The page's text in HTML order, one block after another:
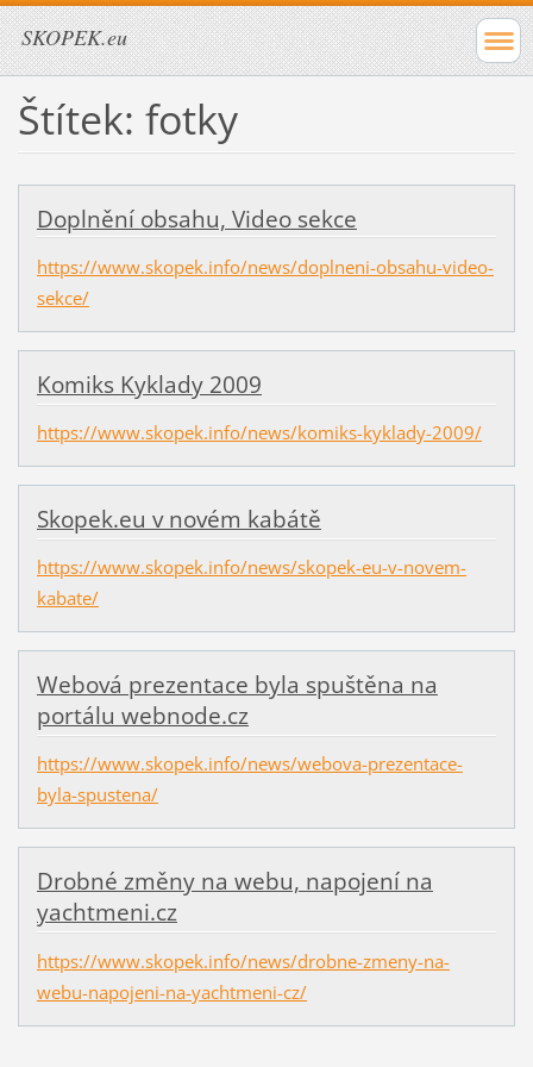
SKOPEK.eu
Štítek: fotky
Doplnění obsahu, Video sekce
https://www.skopek.info/news/doplneni-obsahu-video-
sekce/
Komiks Kyklady 2009
https://www.skopek.info/news/komiks-kyklady-2009/
Skopek.eu v novém kabátě
https://www.skopek.info/news/skopek-eu-v-novem-
kabate/
Webová prezentace byla spuštěna na
portálu webnode.cz
https://www.skopek.info/news/webova-prezentace-
byla-spustena/
Drobné změny na webu, napojení na
yachtmeni.cz
https://www.skopek.info/news/drobne-zmeny-na-
webu-napojeni-na-yachtmeni-cz/